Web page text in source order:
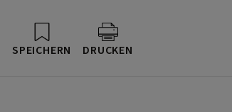
SPEICHERN DRUCKEN